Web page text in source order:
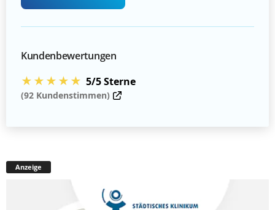
Kundenbewertungen
★★★★★ 5/5 Sterne
(92 Kundenstimmen)
Anzeige